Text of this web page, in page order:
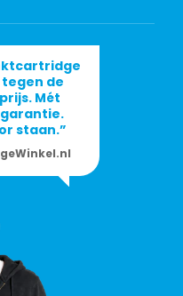
de
Mét
staan.”